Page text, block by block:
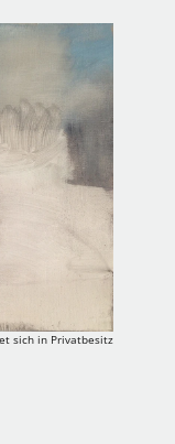
sich in Privatbesitz